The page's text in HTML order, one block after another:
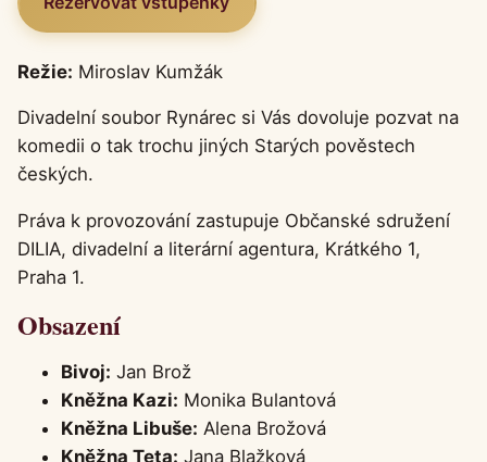
Režie: Miroslav Kumžák
Divadelní soubor Rynárec si Vás dovoluje pozvat na
komedii o tak trochu jiných Starých pověstech
českých.
Práva k provozování zastupuje Občanské sdružení
DILIA, divadelní a literární agentura, Krátkého 1,
Praha 1.
Obsazení
Bivoj: Jan Brož
Kněžna Kazi: Monika Bulantová
Kněžna Libuše: Alena Brožová
Kněžna Teta: Jana Blažková